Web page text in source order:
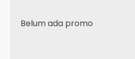
Belum ada promo